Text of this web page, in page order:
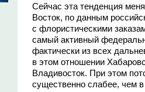
Сейчас эта тенденция
Восток, по данным
с флористическими
самый активный
фактически из всех
в этом отношении
Владивосток. При этом
существенно слабее, чем